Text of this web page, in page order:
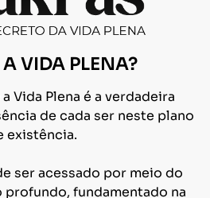
A VIDA PLENA?
Vida Plena é a verdadeira
de cada ser neste plano
existência.
ser acessado por meio do
fundamentado na